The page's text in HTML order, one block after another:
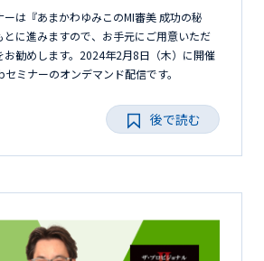
ーは『あまかわゆみこのMI審美 成功の秘
とに進みますので、お手元にご用意いただ
お勧めします。2024年2月8日（木）に開催
セミナーのオンデマンド配信です。
後で読む